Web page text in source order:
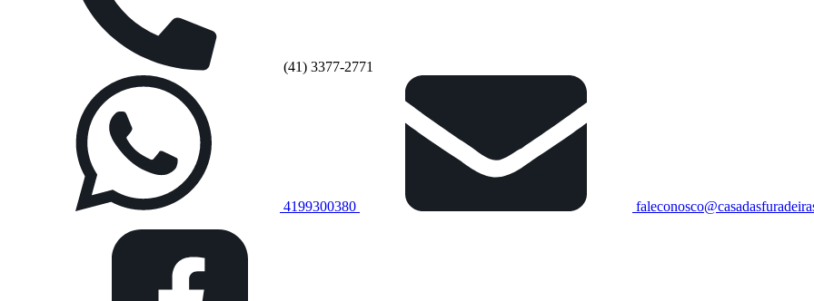
(41) 3377-2771
4199300380